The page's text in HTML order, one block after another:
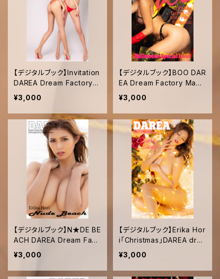
【デジタルブック】Invitation
DAREA Dream Factory
Magazine
¥3,000
【デジタルブック】BOO DAR
EA Dream Factory Maga
zine
¥3,000
【デジタルブック】N★DE BE
ACH DAREA Dream Fact
ory Magazine
¥3,000
【デジタルブック】Erika Hor
i「Christmas」DAREA drea
m factory magazine
¥3,000